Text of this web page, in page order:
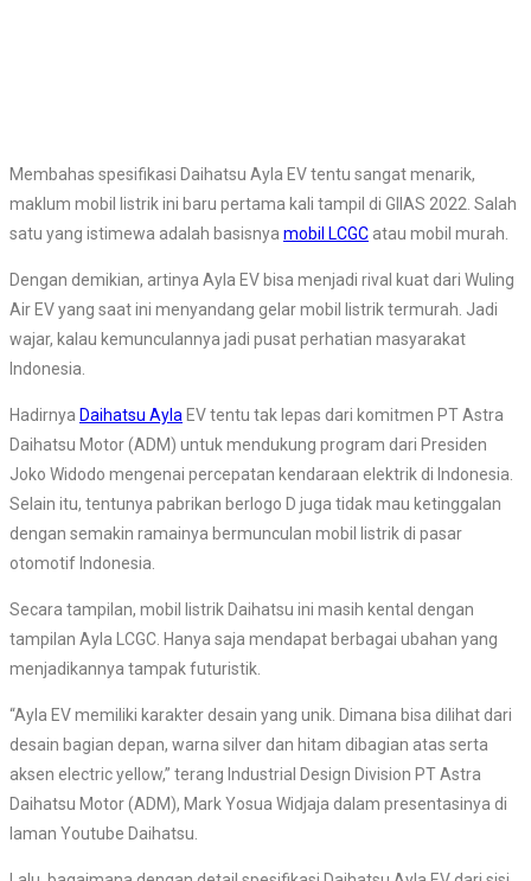
Membahas spesifikasi Daihatsu Ayla EV tentu sangat menarik,
maklum mobil listrik ini baru pertama kali tampil di GIIAS 2022. Salah
satu yang istimewa adalah basisnya mobil LCGC atau mobil murah.
Dengan demikian, artinya Ayla EV bisa menjadi rival kuat dari Wuling
Air EV yang saat ini menyandang gelar mobil listrik termurah. Jadi
wajar, kalau kemunculannya jadi pusat perhatian masyarakat
Indonesia.
Hadirnya Daihatsu Ayla EV tentu tak lepas dari komitmen PT Astra
Daihatsu Motor (ADM) untuk mendukung program dari Presiden
Joko Widodo mengenai percepatan kendaraan elektrik di Indonesia.
Selain itu, tentunya pabrikan berlogo D juga tidak mau ketinggalan
dengan semakin ramainya bermunculan mobil listrik di pasar
otomotif Indonesia.
Secara tampilan, mobil listrik Daihatsu ini masih kental dengan
tampilan Ayla LCGC. Hanya saja mendapat berbagai ubahan yang
menjadikannya tampak futuristik.
“Ayla EV memiliki karakter desain yang unik. Dimana bisa dilihat dari
desain bagian depan, warna silver dan hitam dibagian atas serta
aksen electric yellow,” terang Industrial Design Division PT Astra
Daihatsu Motor (ADM), Mark Yosua Widjaja dalam presentasinya di
laman Youtube Daihatsu.